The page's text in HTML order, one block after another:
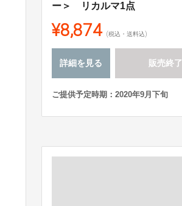
ー＞ リカルマ1点
¥8,874 (税込・送料込)
詳細を見る 販売終了
ご提供予定時期：2020年9月下旬